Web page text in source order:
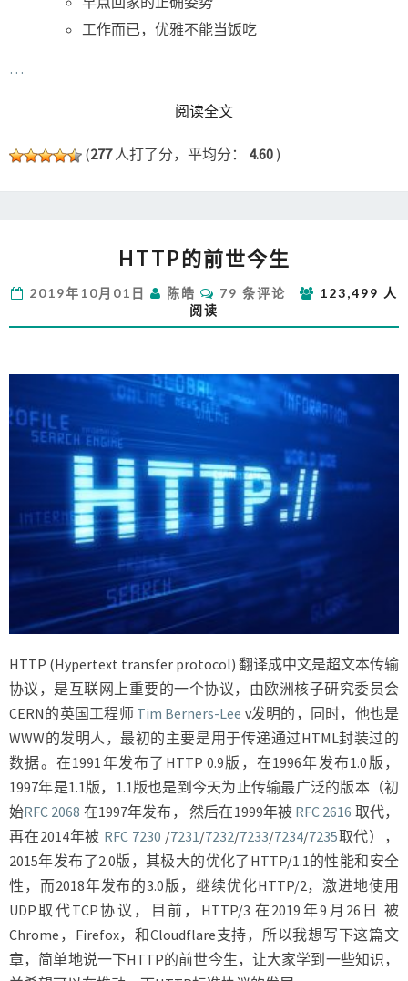
工作而已，优雅不能当饭吃
…
阅读全文READ MORE
(277人打了分，平均分： 4.60 )
的
世
今
HTTP的前世今生
2019年10月01日 陈皓
评
论
79 条评论
123,499 人
阅读
HTTP (Hypertext transfer protocol) 翻译成中文是超文本传输
协议，是互联网上重要的一个协议，由欧洲核子研究委员会
CERN的英国工程师 Tim Berners-Lee v发明的，同时，他也是
WWW的发明人，最初的主要是用于传递通过HTML封装过的
数据。在1991年发布了HTTP 0.9版，在1996年发布1.0版，
1997年是1.1版，1.1版也是到今天为止传输最广泛的版本（初
始RFC 2068 在1997年发布， 然后在1999年被 RFC 2616 取代，
再在2014年被 RFC 7230 /7231/7232/7233/7234/7235取代），
2015年发布了2.0版，其极大的优化了HTTP/1.1的性能和安全
性，而2018年发布的3.0版，继续优化HTTP/2，激进地使用
UDP取代TCP协议，目前，HTTP/3 在2019年9月26日 被
Chrome，Firefox，和Cloudflare支持，所以我想写下这篇文
章，简单地说一下HTTP的前世今生，让大家学到一些知识，